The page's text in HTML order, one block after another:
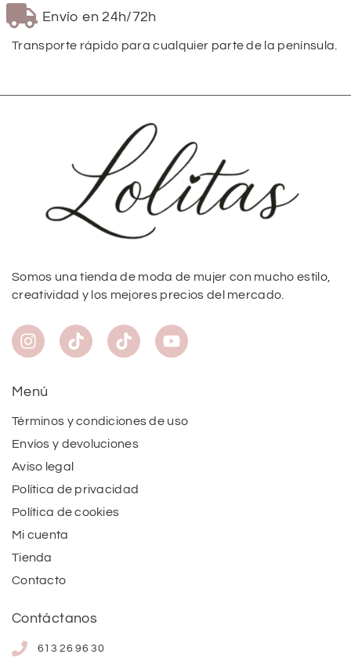
Envío en 24h/72h
Transporte rápido para cualquier parte de la península.
Somos una tienda de moda de mujer con mucho estilo,
creatividad y los mejores precios del mercado.
Menú
Términos y condiciones de uso
Envíos y devoluciones
Aviso legal
Política de privacidad
Política de cookies
Mi cuenta
Tienda
Contacto
Contáctanos
613 26 96 30